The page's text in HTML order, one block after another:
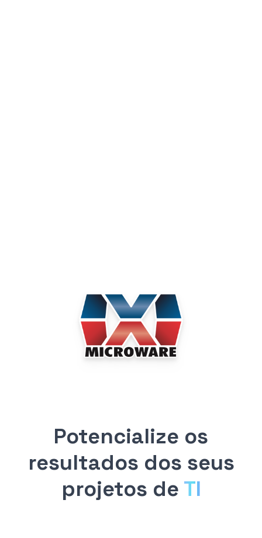
Potencialize os
resultados dos seus
projetos de TI